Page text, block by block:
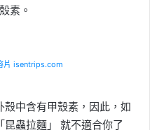
素。
片 isentrips.com
中含有甲殼素，因此，如
蟲拉麵」 就不適合你了